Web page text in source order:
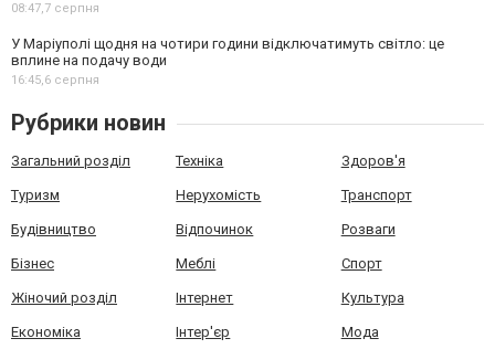
08:47,7 серпня
У Маріуполі щодня на чотири години відключатимуть світло: це
вплине на подачу води
16:45,6 серпня
Рубрики новин
Загальний розділ Техніка Здоров'я
Туризм Нерухомість Транспорт
Будівництво Відпочинок Розваги
Бізнес Меблі Спорт
Жіночий розділ Інтернет Культура
Економіка Інтер'єр Мода